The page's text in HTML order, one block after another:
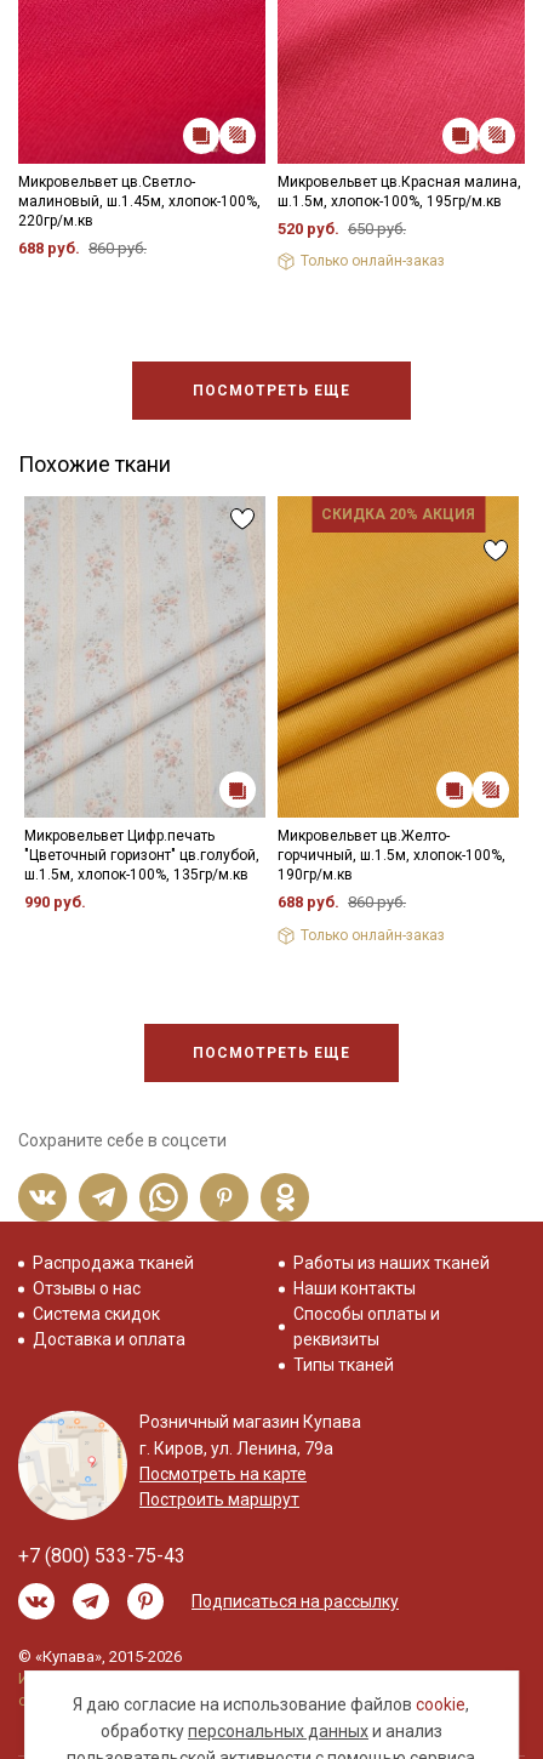
Микровельвет цв.Светло-
малиновый, ш.1.45м, хлопок-100%,
220гр/м.кв
688 руб. 860 руб.
Микровельвет цв.Красная малина,
ш.1.5м, хлопок-100%, 195гр/м.кв
520 руб. 650 руб.
Только онлайн-заказ
ПОСМОТРЕТЬ ЕЩЕ
Похожие ткани
Микровельвет Цифр.печать
"Цветочный горизонт" цв.голубой,
ш.1.5м, хлопок-100%, 135гр/м.кв
990 руб.
СКИДКА 20% АКЦИЯ
Микровельвет цв.Желто-
горчичный, ш.1.5м, хлопок-100%,
190гр/м.кв
688 руб. 860 руб.
Только онлайн-заказ
ПОСМОТРЕТЬ ЕЩЕ
Сохраните себе в соцсети
Я даю согласие на использование файловcookie,
обработкуперсональных данныхи анализ
Распродажа тканей
Отзывы о нас
Система скидок
Доставка и оплата
Работы из наших тканей
Наши контакты
Способы оплаты и
реквизиты
Типы тканей
Розничный магазин Купава
г. Киров, ул. Ленина, 79а
Посмотреть на карте
Построить маршрут
+7 (800) 533-75-43
Подписаться на рассылку
© «Купава», 2015-2026
Информация на сайте не является публичной
офертой.